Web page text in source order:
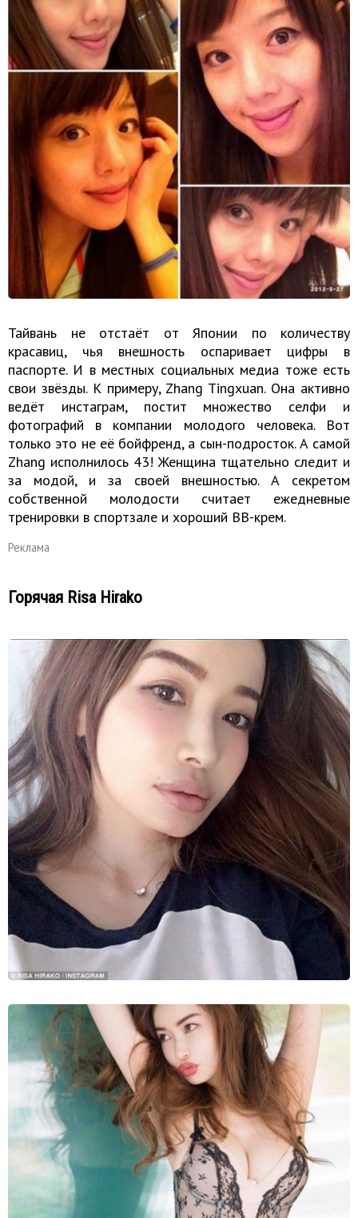
Тайвань не отстаёт от Японии по количеству
красавиц, чья внешность оспаривает цифры в
паспорте. И в местных социальных медиа тоже есть
свои звёзды. К примеру, Zhang Tingxuan. Она активно
ведёт инстаграм, постит множество селфи и
фотографий в компании молодого человека. Вот
только это не её бойфренд, а сын-подросток. А самой
Zhang исполнилось 43! Женщина тщательно следит и
за модой, и за своей внешностью. А секретом
собственной молодости считает ежедневные
тренировки в спортзале и хороший BB-крем.
Реклама
Горячая Risa Hirako